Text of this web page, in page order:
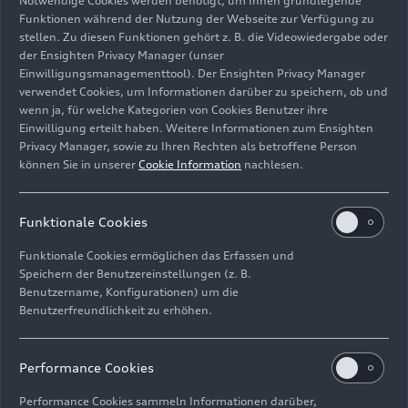
Produktion Audi Q8: Karosseriebau
Bild-Nr: A1812312 · Copyright: AUDI AG
Rechte: Verwendung für Pressezwecke honorarfrei
ImpressumRechtliches
Hinweisgebersystem
Funktionen während der Nutzung der Webseite zur Verfügung zu
stellen. Zu diesen Funktionen gehört z. B. die Videowiedergabe oder
der Ensighten Privacy Manager (unser
Einwilligungsmanagementtool). Der Ensighten Privacy Manager
verwendet Cookies, um Informationen darüber zu speichern, ob und
wenn ja, für welche Kategorien von Cookies Benutzer ihre
Einwilligung erteilt haben. Weitere Informationen zum Ensighten
Privacy Manager, sowie zu Ihren Rechten als betroffene Person
können Sie in unserer Cookie Information nachlesen.
Funktionale Cookies
Funktionale Cookies ermöglichen das Erfassen und
Speichern der Benutzereinstellungen (z. B.
Benutzername, Konfigurationen) um die
Benutzerfreundlichkeit zu erhöhen.
Performance Cookies
Performance Cookies sammeln Informationen darüber,